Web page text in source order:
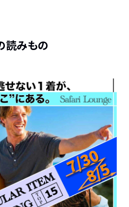
読みもの